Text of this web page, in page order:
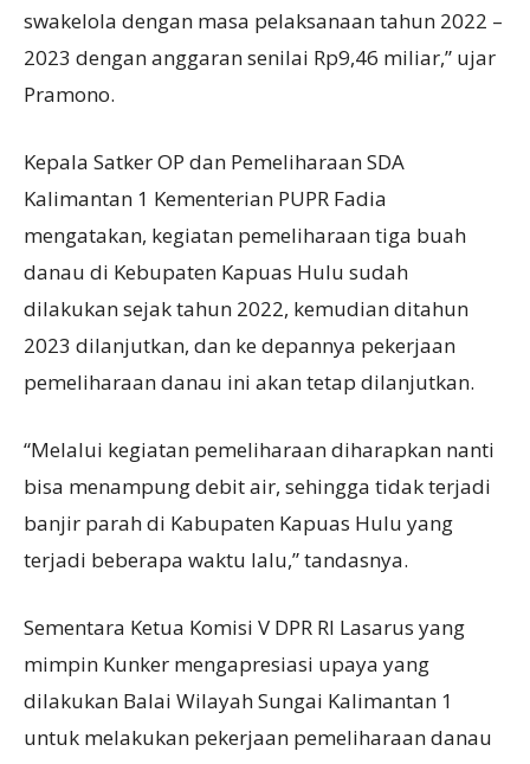
swakelola dengan masa pelaksanaan tahun 2022 –
2023 dengan anggaran senilai Rp9,46 miliar,” ujar
Pramono.
Kepala Satker OP dan Pemeliharaan SDA
Kalimantan 1 Kementerian PUPR Fadia
mengatakan, kegiatan pemeliharaan tiga buah
danau di Kebupaten Kapuas Hulu sudah
dilakukan sejak tahun 2022, kemudian ditahun
2023 dilanjutkan, dan ke depannya pekerjaan
pemeliharaan danau ini akan tetap dilanjutkan.
“Melalui kegiatan pemeliharaan diharapkan nanti
bisa menampung debit air, sehingga tidak terjadi
banjir parah di Kabupaten Kapuas Hulu yang
terjadi beberapa waktu lalu,” tandasnya.
Sementara Ketua Komisi V DPR RI Lasarus yang
mimpin Kunker mengapresiasi upaya yang
dilakukan Balai Wilayah Sungai Kalimantan 1
untuk melakukan pekerjaan pemeliharaan danau